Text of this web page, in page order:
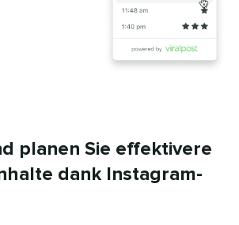
planen Sie effektivere
dank Instagram-